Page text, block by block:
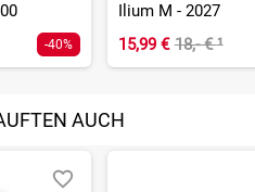
-40%
Ilium M - 2027
15,99 € 18,- €¹
AUCH